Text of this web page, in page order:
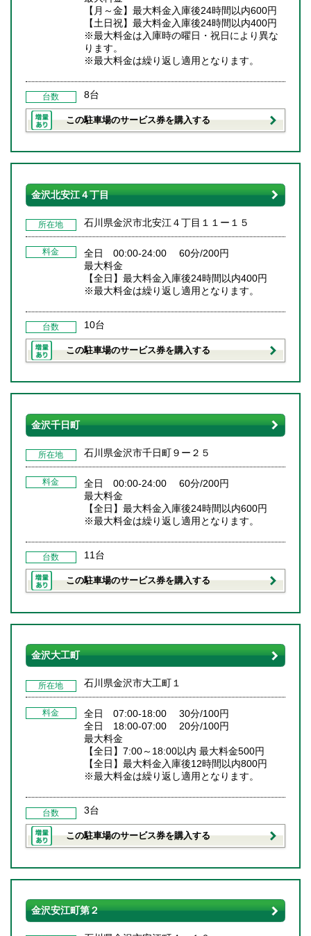
【月～金】最大料金入庫後24時間以内600円
【土日祝】最大料金入庫後24時間以内400円
※最大料金は入庫時の曜日・祝日により異な
ります。
※最大料金は繰り返し適用となります。
台数 8台
この駐車場のサービス券を購入する
金沢北安江４丁目
所在地 石川県金沢市北安江４丁目１１ー１５
料金
全日 00:00-24:00 60分/200円
最大料金
【全日】最大料金入庫後24時間以内400円
※最大料金は繰り返し適用となります。
台数 10台
この駐車場のサービス券を購入する
金沢千日町
所在地 石川県金沢市千日町９ー２５
料金
全日 00:00-24:00 60分/200円
最大料金
【全日】最大料金入庫後24時間以内600円
※最大料金は繰り返し適用となります。
台数 11台
この駐車場のサービス券を購入する
金沢大工町
所在地 石川県金沢市大工町１
料金
全日 07:00-18:00 30分/100円
全日 18:00-07:00 20分/100円
最大料金
【全日】7:00～18:00以内 最大料金500円
【全日】最大料金入庫後12時間以内800円
※最大料金は繰り返し適用となります。
台数 3台
この駐車場のサービス券を購入する
金沢安江町第２